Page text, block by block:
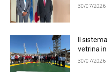
30/07/2026
Il
vetrina
30/07/2026